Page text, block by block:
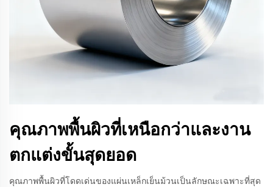
คุณภาพพื้นผิวที่เหนือกว่าและงาน
ตกแต่งขั้นสุดยอด
คุณภาพพื้นผิวที่โดดเด่นของแผ่นเหล็กเย็นม้วนเป็นลักษณะเฉพาะที่สุด